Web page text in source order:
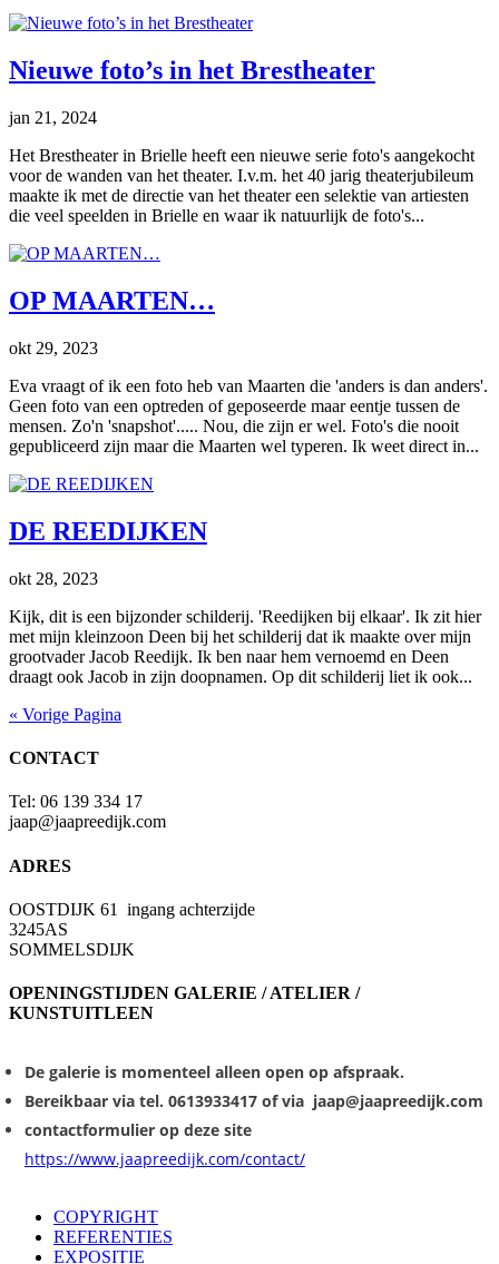
Nieuwe foto’s in het Brestheater
jan 21, 2024
Het Brestheater in Brielle heeft een nieuwe serie foto's aangekocht
voor de wanden van het theater. I.v.m. het 40 jarig theaterjubileum
maakte ik met de directie van het theater een selektie van artiesten
die veel speelden in Brielle en waar ik natuurlijk de foto's...
OP MAARTEN…
okt 29, 2023
Eva vraagt of ik een foto heb van Maarten die 'anders is dan anders'.
Geen foto van een optreden of geposeerde maar eentje tussen de
mensen. Zo'n 'snapshot'..... Nou, die zijn er wel. Foto's die nooit
gepubliceerd zijn maar die Maarten wel typeren. Ik weet direct in...
DE REEDIJKEN
okt 28, 2023
Kijk, dit is een bijzonder schilderij. 'Reedijken bij elkaar'. Ik zit hier
met mijn kleinzoon Deen bij het schilderij dat ik maakte over mijn
grootvader Jacob Reedijk. Ik ben naar hem vernoemd en Deen
draagt ook Jacob in zijn doopnamen. Op dit schilderij liet ik ook...
« Vorige Pagina
CONTACT
Tel: 06 139 334 17
jaap@jaapreedijk.com
ADRES
OOSTDIJK 61 ingang achterzijde
3245AS
SOMMELSDIJK
OPENINGSTIJDEN GALERIE / ATELIER /
KUNSTUITLEEN
De galerie is momenteel alleen open op afspraak.
Bereikbaar via tel. 0613933417 of via jaap@jaapreedijk.com
contactformulier op deze site
https://www.jaapreedijk.com/contact/
COPYRIGHT
REFERENTIES
EXPOSITIE